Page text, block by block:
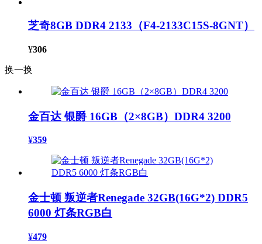
芝奇8GB DDR4 2133（F4-2133C15S-8GNT）
¥306
换一换
金百达 银爵 16GB（2×8GB）DDR4 3200
¥359
金士顿 叛逆者Renegade 32GB(16G*2) DDR5
6000 灯条RGB白
¥479